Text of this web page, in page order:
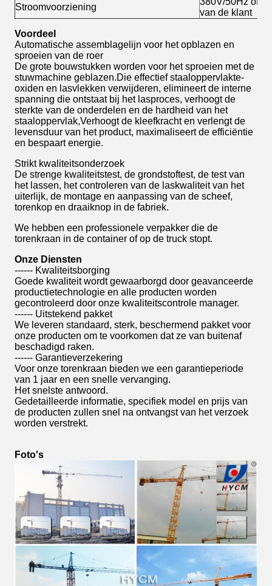
Stroomvoorziening
van de klant
Voordeel
Automatische assemblagelijn voor het opblazen en
sproeien van de roer
De grote bouwstukken worden voor het sproeien met de
stuwmachine geblazen.Die effectief staaloppervlakte-
oxiden en lasvlekken verwijderen, elimineert de interne
spanning die ontstaat bij het lasproces, verhoogt de
sterkte van de onderdelen en de hardheid van het
staaloppervlak,Verhoogt de kleefkracht en verlengt de
levensduur van het product, maximaliseert de efficiëntie
en bespaart energie.
Strikt kwaliteitsonderzoek
De strenge kwaliteitstest, de grondstoftest, de test van
het lassen, het controleren van de laskwaliteit van het
uiterlijk, de montage en aanpassing van de scheef,
torenkop en draaiknop in de fabriek.
We hebben een professionele verpakker die de
torenkraan in de container of op de truck stopt.
Onze Diensten
------ Kwaliteitsborging
Goede kwaliteit wordt gewaarborgd door geavanceerde
productietechnologie en alle producten worden
gecontroleerd door onze kwaliteitscontrole manager.
------ Uitstekend pakket
We leveren standaard, sterk, beschermend pakket voor
onze producten om te voorkomen dat ze van buitenaf
beschadigd raken.
------ Garantieverzekering
Voor onze torenkraan bieden we een garantieperiode
van 1 jaar en een snelle vervanging.
Het snelste antwoord.
Gedetailleerde informatie, specifiek model en prijs van
de producten zullen snel na ontvangst van het verzoek
worden verstrekt.
Foto's